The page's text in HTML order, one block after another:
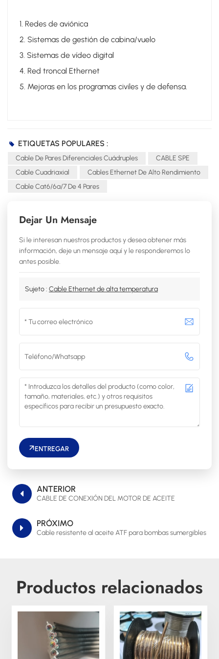
1. Redes de aviónica
2. Sistemas de gestión de cabina/vuelo
3. Sistemas de vídeo digital
4. Red troncal Ethernet
5. Mejoras en los programas civiles y de defensa.
ETIQUETAS POPULARES :
Cable De Pares Diferenciales Cuádruples
CABLE SPE
Cable Cuadriaxial
Cables Ethernet De Alto Rendimiento
Cable Cat6/6a/7 De 4 Pares
Dejar Un Mensaje
Si le interesan nuestros productos y desea obtener más
información, deje un mensaje aquí y le responderemos lo
antes posible.
Sujeto : Cable Ethernet de alta temperatura
ENTREGAR
ANTERIOR
CABLE DE CONEXIÓN DEL MOTOR DE ACEITE
PRÓXIMO
Cable resistente al aceite ATF para bombas sumergibles
Productos relacionados